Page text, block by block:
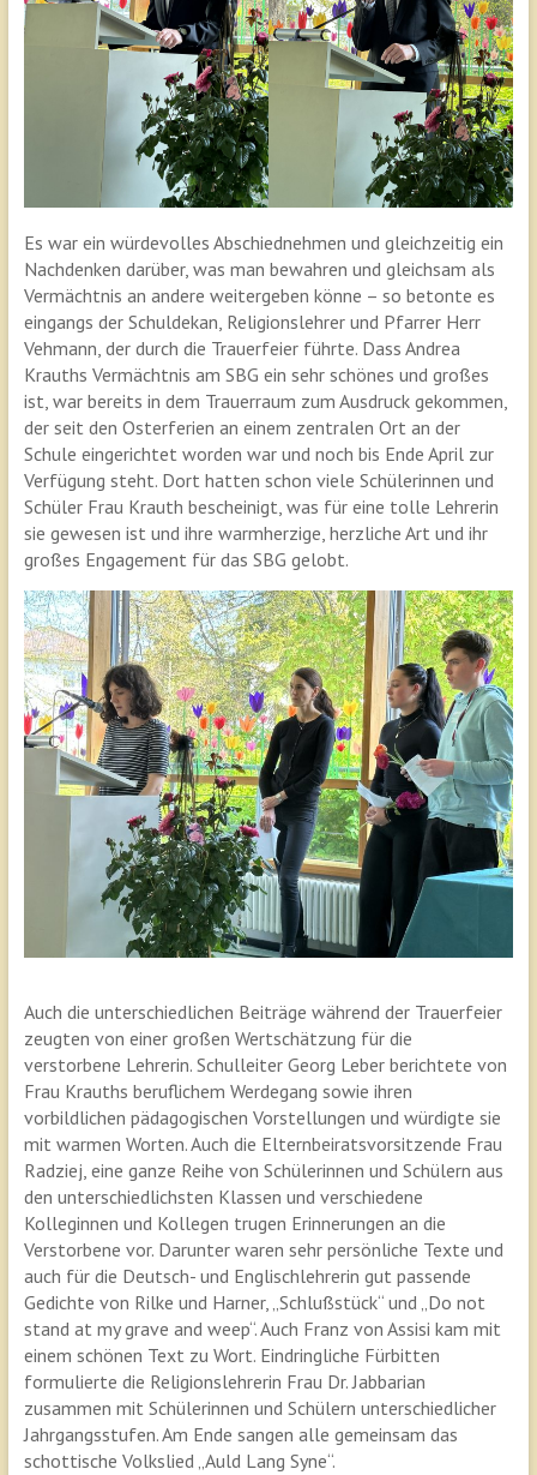
Es war ein würdevolles Abschiednehmen und gleichzeitig ein
Nachdenken darüber, was man bewahren und gleichsam als
Vermächtnis an andere weitergeben könne – so betonte es
eingangs der Schuldekan, Religionslehrer und Pfarrer Herr
Vehmann, der durch die Trauerfeier führte. Dass Andrea
Krauths Vermächtnis am SBG ein sehr schönes und großes
ist, war bereits in dem Trauerraum zum Ausdruck gekommen,
der seit den Osterferien an einem zentralen Ort an der
Schule eingerichtet worden war und noch bis Ende April zur
Verfügung steht. Dort hatten schon viele Schülerinnen und
Schüler Frau Krauth bescheinigt, was für eine tolle Lehrerin
sie gewesen ist und ihre warmherzige, herzliche Art und ihr
großes Engagement für das SBG gelobt.
Auch die unterschiedlichen Beiträge während der Trauerfeier
zeugten von einer großen Wertschätzung für die
verstorbene Lehrerin. Schulleiter Georg Leber berichtete von
Frau Krauths beruflichem Werdegang sowie ihren
vorbildlichen pädagogischen Vorstellungen und würdigte sie
mit warmen Worten. Auch die Elternbeiratsvorsitzende Frau
Radziej, eine ganze Reihe von Schülerinnen und Schülern aus
den unterschiedlichsten Klassen und verschiedene
Kolleginnen und Kollegen trugen Erinnerungen an die
Verstorbene vor. Darunter waren sehr persönliche Texte und
auch für die Deutsch- und Englischlehrerin gut passende
Gedichte von Rilke und Harner, „Schlußstück“ und „Do not
stand at my grave and weep“. Auch Franz von Assisi kam mit
einem schönen Text zu Wort. Eindringliche Fürbitten
formulierte die Religionslehrerin Frau Dr. Jabbarian
zusammen mit Schülerinnen und Schülern unterschiedlicher
Jahrgangsstufen. Am Ende sangen alle gemeinsam das
schottische Volkslied „Auld Lang Syne“.